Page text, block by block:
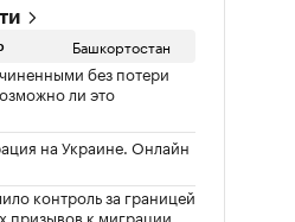
Башкортостан
без потери
ли это
на Украине. Онлайн
контроль за границей
призывов к миграции